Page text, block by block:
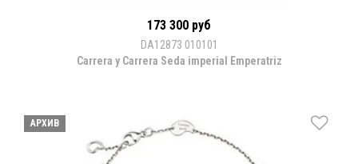
173 300 руб
DA12873 010101
Carrera y Carrera Seda imperial Emperatriz
АРХИВ